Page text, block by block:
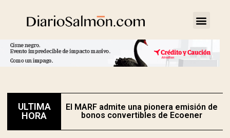
ULTIMA
HORA
El MARF admite una pionera emisión de
bonos convertibles de Ecoener